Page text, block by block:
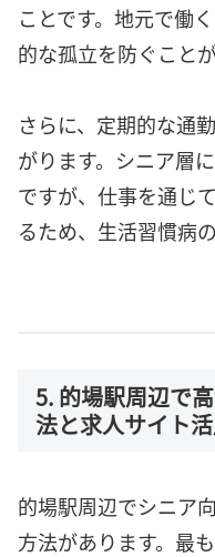
ことです。地元で働
的な孤立を防ぐこと
さらに、定期的な通
がります。シニア層
ですが、仕事を通じ
るため、生活習慣病
5. 的場駅周辺で
法と求人サイト
的場駅周辺でシニア
方法があります。最